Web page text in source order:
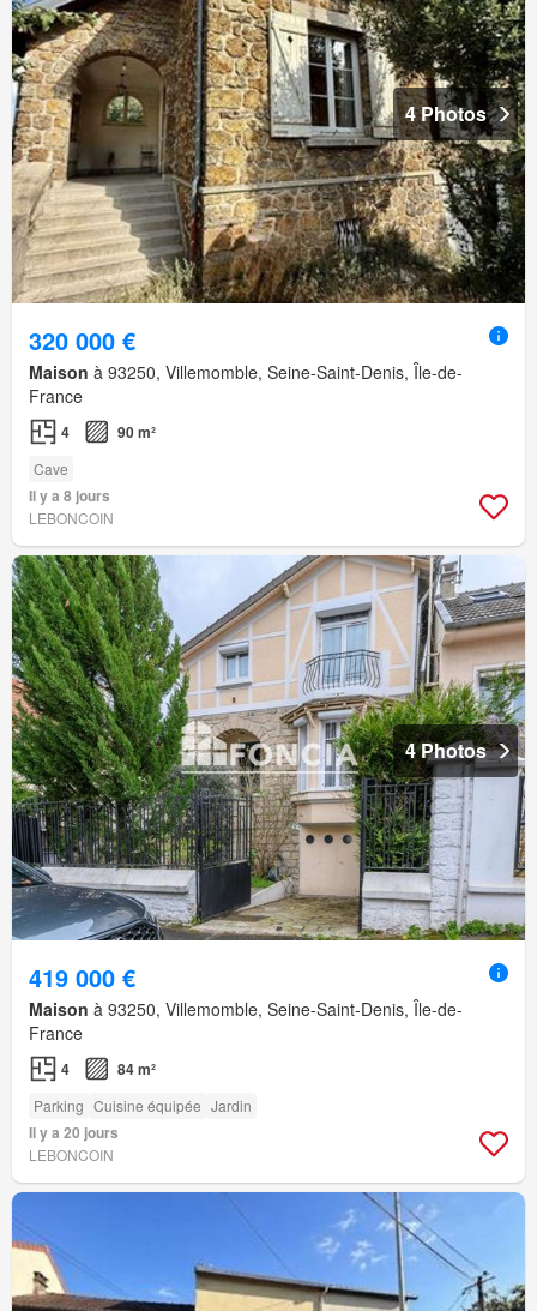
4 Photos
320 000 €
Maison à 93250, Villemomble, Seine-Saint-Denis, Île-de-
France
4 90 m²
Cave
Il y a 8 jours
LEBONCOIN
4 Photos
419 000 €
Maison à 93250, Villemomble, Seine-Saint-Denis, Île-de-
France
4 84 m²
Parking Cuisine équipée Jardin
Il y a 20 jours
LEBONCOIN